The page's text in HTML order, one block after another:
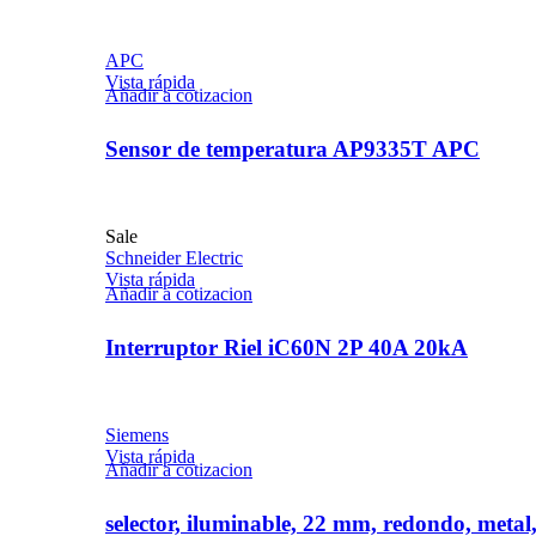
APC
Vista rápida
Añadir a cotizacion
Sensor de temperatura AP9335T APC
Sale
Schneider Electric
Vista rápida
Añadir a cotizacion
Interruptor Riel iC60N 2P 40A 20kA
Siemens
Vista rápida
Añadir a cotizacion
selector, iluminable, 22 mm, redondo,